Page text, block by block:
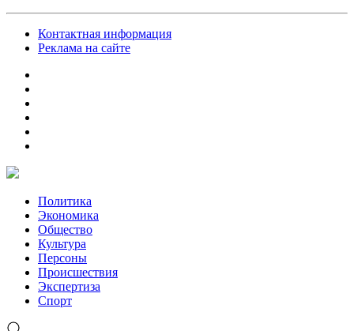
Контактная информация
Реклама на сайте
Политика
Экономика
Общество
Культура
Персоны
Происшествия
Экспертиза
Спорт